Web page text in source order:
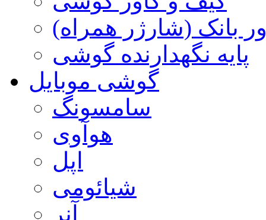
بانک (شارژر همراه)
پایه نگهدارنده گوشی
گوشی موبایل
سامسونگ
هوآوی
اپل
شیائومی
آنر